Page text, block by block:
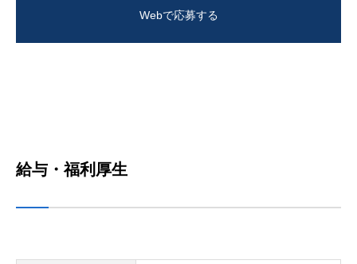
Webで応募する
給与・福利厚生